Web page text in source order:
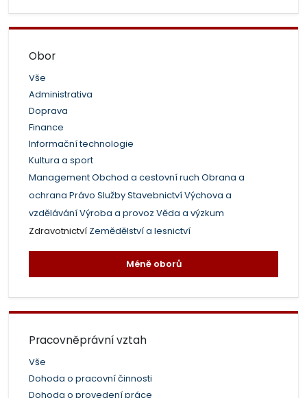
Obor
Vše
Administrativa
Doprava
Finance
Informační technologie
Kultura a sport
ManagementObchod a cestovní ruch Obrana a
ochrana Právo SlužbyStavebnictvíVýchova a
vzděláváníVýroba a provoz Věda a výzkum
Zdravotnictví Zemědělství a lesnictví
Méně oborů
Pracovněprávní vztah
Vše
Dohoda o pracovní činnosti
Dohoda o provedení práce